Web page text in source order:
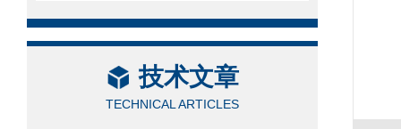
技术文章
TECHNICAL ARTICLES